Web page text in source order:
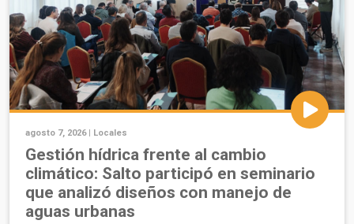
agosto 7, 2026 | Locales
Gestión hídrica frente al cambio
climático: Salto participó en seminario
que analizó diseños con manejo de
aguas urbanas